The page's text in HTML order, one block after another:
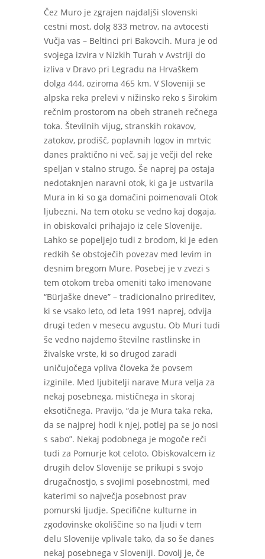
Čez Muro je zgrajen najdaljši slovenski
cestni most, dolg 833 metrov, na avtocesti
Vučja vas – Beltinci pri Bakovcih. Mura je od
svojega izvira v Nizkih Turah v Avstriji do
izliva v Dravo pri Legradu na Hrvaškem
dolga 444, oziroma 465 km. V Sloveniji se
alpska reka prelevi v nižinsko reko s širokim
rečnim prostorom na obeh straneh rečnega
toka. Številnih vijug, stranskih rokavov,
zatokov, prodišč, poplavnih logov in mrtvic
danes praktično ni več, saj je večji del reke
speljan v stalno strugo. Še naprej pa ostaja
nedotaknjen naravni otok, ki ga je ustvarila
Mura in ki so ga domačini poimenovali Otok
ljubezni. Na tem otoku se vedno kaj dogaja,
in obiskovalci prihajajo iz cele Slovenije.
Lahko se popeljejo tudi z brodom, ki je eden
redkih še obstoječih povezav med levim in
desnim bregom Mure. Posebej je v zvezi s
tem otokom treba omeniti tako imenovane
“Bürjaške dneve” – tradicionalno prireditev,
ki se vsako leto, od leta 1991 naprej, odvija
drugi teden v mesecu avgustu. Ob Muri tudi
še vedno najdemo številne rastlinske in
živalske vrste, ki so drugod zaradi
uničujočega vpliva človeka že povsem
izginile. Med ljubitelji narave Mura velja za
nekaj posebnega, mističnega in skoraj
eksotičnega. Pravijo, “da je Mura taka reka,
da se najprej hodi k njej, potlej pa se jo nosi
s sabo”. Nekaj podobnega je mogoče reči
tudi za Pomurje kot celoto. Obiskovalcem iz
drugih delov Slovenije se prikupi s svojo
drugačnostjo, s svojimi posebnostmi, med
katerimi so največja posebnost prav
pomurski ljudje. Specifične kulturne in
zgodovinske okoliščine so na ljudi v tem
delu Slovenije vplivale tako, da so še danes
nekaj posebnega v Sloveniji. Dovolj je, če